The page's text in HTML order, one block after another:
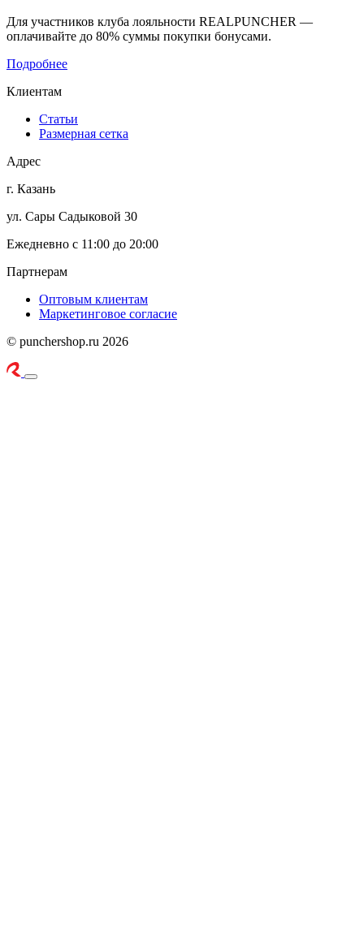
Для участников клуба лояльности REALPUNCHER —
оплачивайте до 80% суммы покупки бонусами.
Подробнее
Клиентам
Статьи
Размерная сетка
Адрес
г. Казань
ул. Сары Садыковой 30
Ежедневно с 11:00 до 20:00
Партнерам
Оптовым клиентам
Маркетинговое согласие
© punchershop.ru 2026